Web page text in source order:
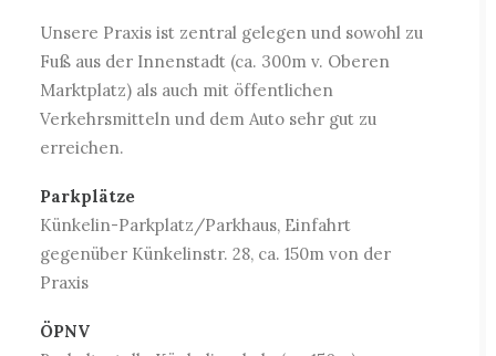
Unsere Praxis ist zentral gelegen und sowohl zu
Fuß aus der Innenstadt (ca. 300m v. Oberen
Marktplatz) als auch mit öffentlichen
Verkehrsmitteln und dem Auto sehr gut zu
erreichen.
Parkplätze
Künkelin-Parkplatz/Parkhaus, Einfahrt
gegenüber Künkelinstr. 28, ca. 150m von der
Praxis
ÖPNV